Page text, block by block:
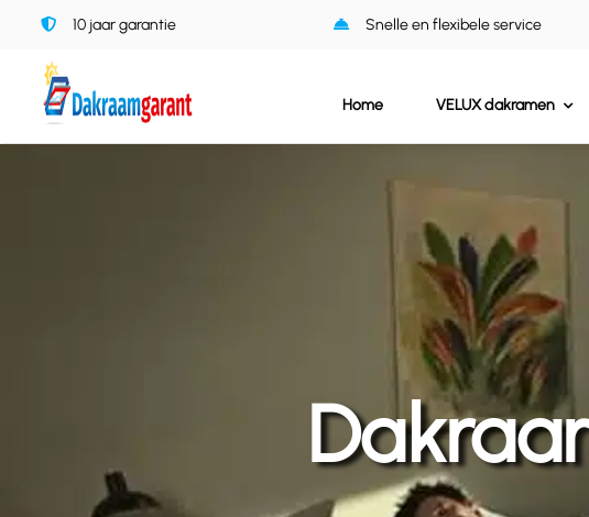
inhoud
10 jaar garantie Snelle en flexibele service
Home VELUX dakramen